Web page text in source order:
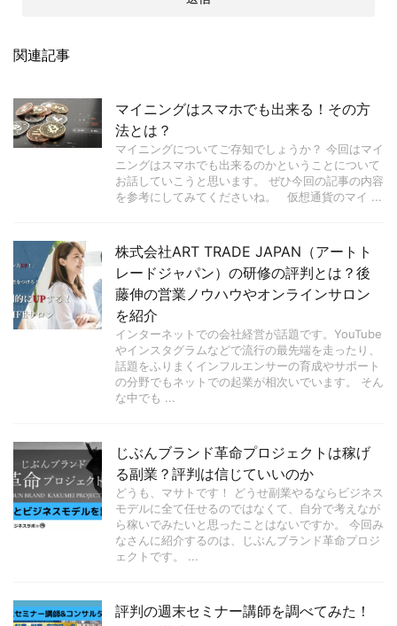
関連記事
マイニングはスマホでも出来る！その方
法とは？
マイニングについてご存知でしょうか？ 今回はマイ
ニングはスマホでも出来るのかということについて
お話していこうと思います。 ぜひ今回の記事の内容
を参考にしてみてくださいね。 仮想通貨のマイ ...
株式会社ART TRADE JAPAN（アートト
レードジャパン）の研修の評判とは？後
藤伸の営業ノウハウやオンラインサロン
を紹介
インターネットでの会社経営が話題です。YouTube
やインスタグラムなどで流行の最先端を走ったり、
話題をふりまくインフルエンサーの育成やサポート
の分野でもネットでの起業が相次いでいます。 そん
な中でも ...
じぶんブランド革命プロジェクトは稼げ
る副業？評判は信じていいのか
どうも、マサトです！ どうせ副業やるならビジネス
モデルに全て任せるのではなくて、自分で考えなが
ら稼いでみたいと思ったことはないですか。 今回み
なさんに紹介するのは、じぶんブランド革命プロジ
ェクトです。 ...
評判の週末セミナー講師を調べてみた！